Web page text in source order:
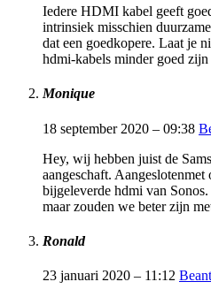
Iedere HDMI kabel geeft
intrinsiek misschien
dat een goedkopere. Laat je
hdmi-kabels minder goed zijn
Monique
18 september 2020 – 09:38
Hey, wij hebben juist de
aangeschaft.
bijgeleverde hdmi van
maar zouden we beter zijn
Ronald
23 januari 2020 – 11:12